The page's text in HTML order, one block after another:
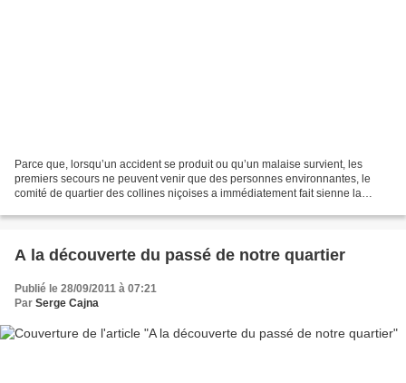
Parce que, lorsqu’un accident se produit ou qu’un malaise survient, les
premiers secours ne peuvent venir que des personnes environnantes, le
comité de quartier des collines niçoises a immédiatement fait sienne la
A la découverte du passé de notre quartier
Publié le 28/09/2011 à 07:21
Par Serge Cajna